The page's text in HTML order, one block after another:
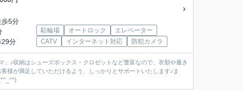
歩5分
29分
駐輪場 オートロック
エレベーター
CATV
インターネット対応 防犯カメラ
♪収納はシューズボックス・クロゼットなど豊富なので、衣類や履き
様が満足していただけるよう、しっかりとサポートいたします♪ま